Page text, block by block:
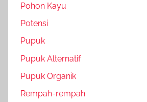
Pohon Kayu
Potensi
Pupuk
Pupuk Alternatif
Pupuk Organik
Rempah-rempah